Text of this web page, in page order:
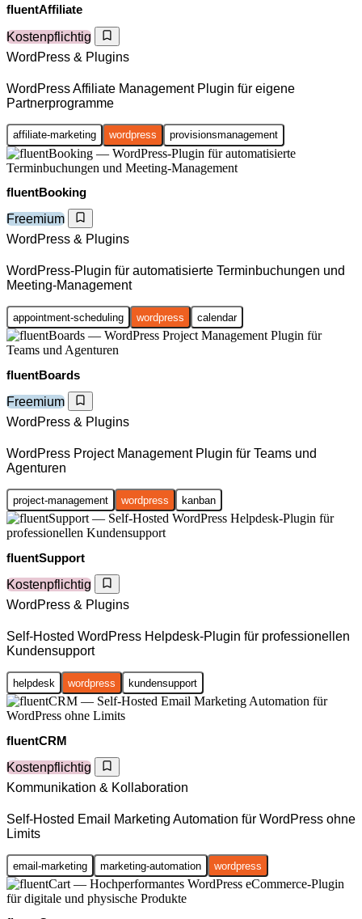
fluentAffiliate
Kostenpflichtig
WordPress & Plugins
WordPress Affiliate Management Plugin für eigene
Partnerprogramme
affiliate-marketing wordpress provisionsmanagement
fluentBooking
Freemium
WordPress & Plugins
WordPress-Plugin für automatisierte Terminbuchungen und
Meeting-Management
appointment-scheduling wordpress calendar
fluentBoards
Freemium
WordPress & Plugins
WordPress Project Management Plugin für Teams und
Agenturen
project-management wordpress kanban
fluentSupport
Kostenpflichtig
WordPress & Plugins
Self-Hosted WordPress Helpdesk-Plugin für professionellen
Kundensupport
helpdesk wordpress kundensupport
fluentCRM
Kostenpflichtig
Kommunikation & Kollaboration
Self-Hosted Email Marketing Automation für WordPress ohne
Limits
email-marketing marketing-automation wordpress